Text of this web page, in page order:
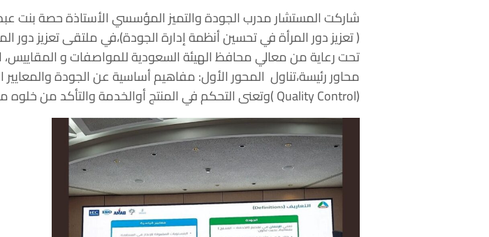
شاركت المستشار مدرب الجودة والتميز المؤسسي الأستاذة حصة بنت
تحت رعاية من معالي محافظ الهيئة السعودية للمواصفات و
محاور رئيسة،تناول المحور الأول: مفاهيم أساسية عن الجودة
(Quality Control )وتعنى التحكم في المنتج أوالخدمة والتأكد من خلوه من العيوب،